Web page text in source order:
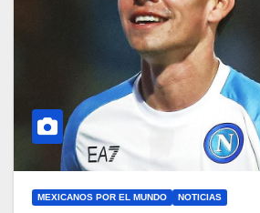
MEXICANOS POR EL MUNDO NOTICIAS